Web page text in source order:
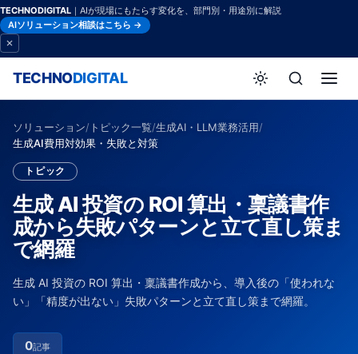
TECHNODIGITAL ｜AIが現場にもたらす変化を、部門別・用途別に解説
AIソリューション相談はこちら →
TECHNODIGITAL
ソリューション/ トピック一覧/生成AI・LLM業務活用/
生成AI費用対効果・失敗と対策
トピック
生成 AI 投資の ROI 算出・稟議書作
成から失敗パターンと立て直し策ま
で網羅
生成 AI 投資の ROI 算出・稟議書作成から、導入後の「使われな
い」「精度が出ない」失敗パターンと立て直し策まで網羅。
0記事